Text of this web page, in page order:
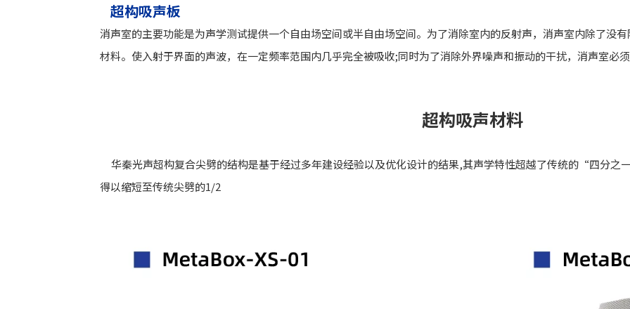
超构吸声板
消声室的主要功能是为声学测试提供一个自由场空间或半自由场空间。为了消除室内的反射声，消声室内除了没
材料。使入射于界面的声波，在一定频率范围内几乎完全被吸收;同时为了消除外界噪声和振动的干扰，消声室必须
超构吸声材料
华秦光声超构复合尖劈的结构是基于经过多年建设经验以及优化设计的结果,其声学特性超越了传统的“四分之
得以缩短至传统尖劈的1/2